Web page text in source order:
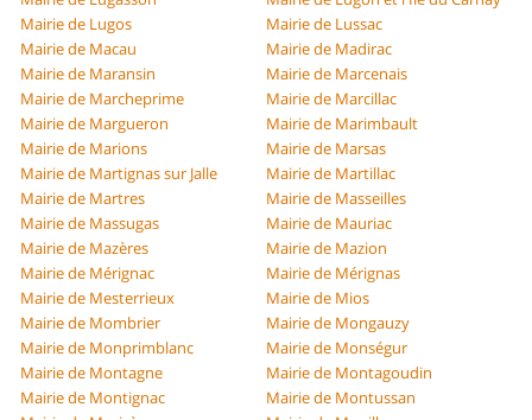
Mairie de Lugos
Mairie de Lussac
Mairie de Macau
Mairie de Madirac
Mairie de Maransin
Mairie de Marcenais
Mairie de Marcheprime
Mairie de Marcillac
Mairie de Margueron
Mairie de Marimbault
Mairie de Marions
Mairie de Marsas
Mairie de Martignas sur Jalle
Mairie de Martillac
Mairie de Martres
Mairie de Masseilles
Mairie de Massugas
Mairie de Mauriac
Mairie de Mazères
Mairie de Mazion
Mairie de Mérignac
Mairie de Mérignas
Mairie de Mesterrieux
Mairie de Mios
Mairie de Mombrier
Mairie de Mongauzy
Mairie de Monprimblanc
Mairie de Monségur
Mairie de Montagne
Mairie de Montagoudin
Mairie de Montignac
Mairie de Montussan